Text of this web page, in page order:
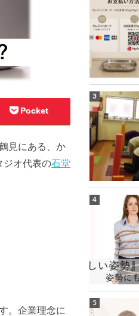
Pocket
見にある、か
ジオ代表の石堂
。企業理念に